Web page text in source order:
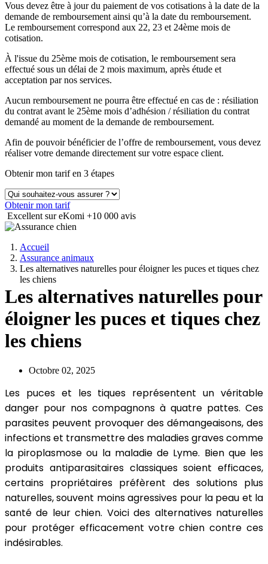
Vous devez être à jour du paiement de vos cotisations à la date de la
demande de remboursement ainsi qu’à la date du remboursement.
Le remboursement correspond aux 22, 23 et 24ème mois de
cotisation.
À l'issue du 25ème mois de cotisation, le remboursement sera
effectué sous un délai de 2 mois maximum, après étude et
acceptation par nos services.
Aucun remboursement ne pourra être effectué en cas de : résiliation
du contrat avant le 25ème mois d’adhésion / résiliation du contrat
demandé au moment de la demande de remboursement.
Afin de pouvoir bénéficier de l’offre de remboursement, vous devez
réaliser votre demande directement sur votre espace client.
Obtenir mon tarif en 3 étapes
Obtenir mon tarif
Excellent sur eKomi +10 000 avis
Accueil
Assurance animaux
Les alternatives naturelles pour éloigner les puces et tiques chez
les chiens
Les alternatives naturelles pour
éloigner les puces et tiques chez
les chiens
Octobre 02, 2025
Les puces et les tiques représentent un véritable
danger pour nos compagnons à quatre pattes. Ces
parasites peuvent provoquer des démangeaisons, des
infections et transmettre des maladies graves comme
la piroplasmose ou la maladie de Lyme. Bien que les
produits antiparasitaires classiques soient efficaces,
certains propriétaires préfèrent des solutions plus
naturelles, souvent moins agressives pour la peau et la
santé de leur chien. Voici des alternatives naturelles
pour protéger efficacement votre chien contre ces
indésirables.